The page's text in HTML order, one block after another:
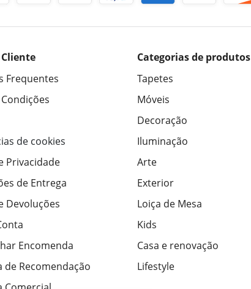
Frequentes
de cookies
Privacidade
de Entrega
Devoluções
Encomenda
de Recomendação
Categorias de produtos
Tapetes
Móveis
Decoração
Iluminação
Arte
Exterior
Loiça de Mesa
Kids
Casa e renovação
Lifestyle